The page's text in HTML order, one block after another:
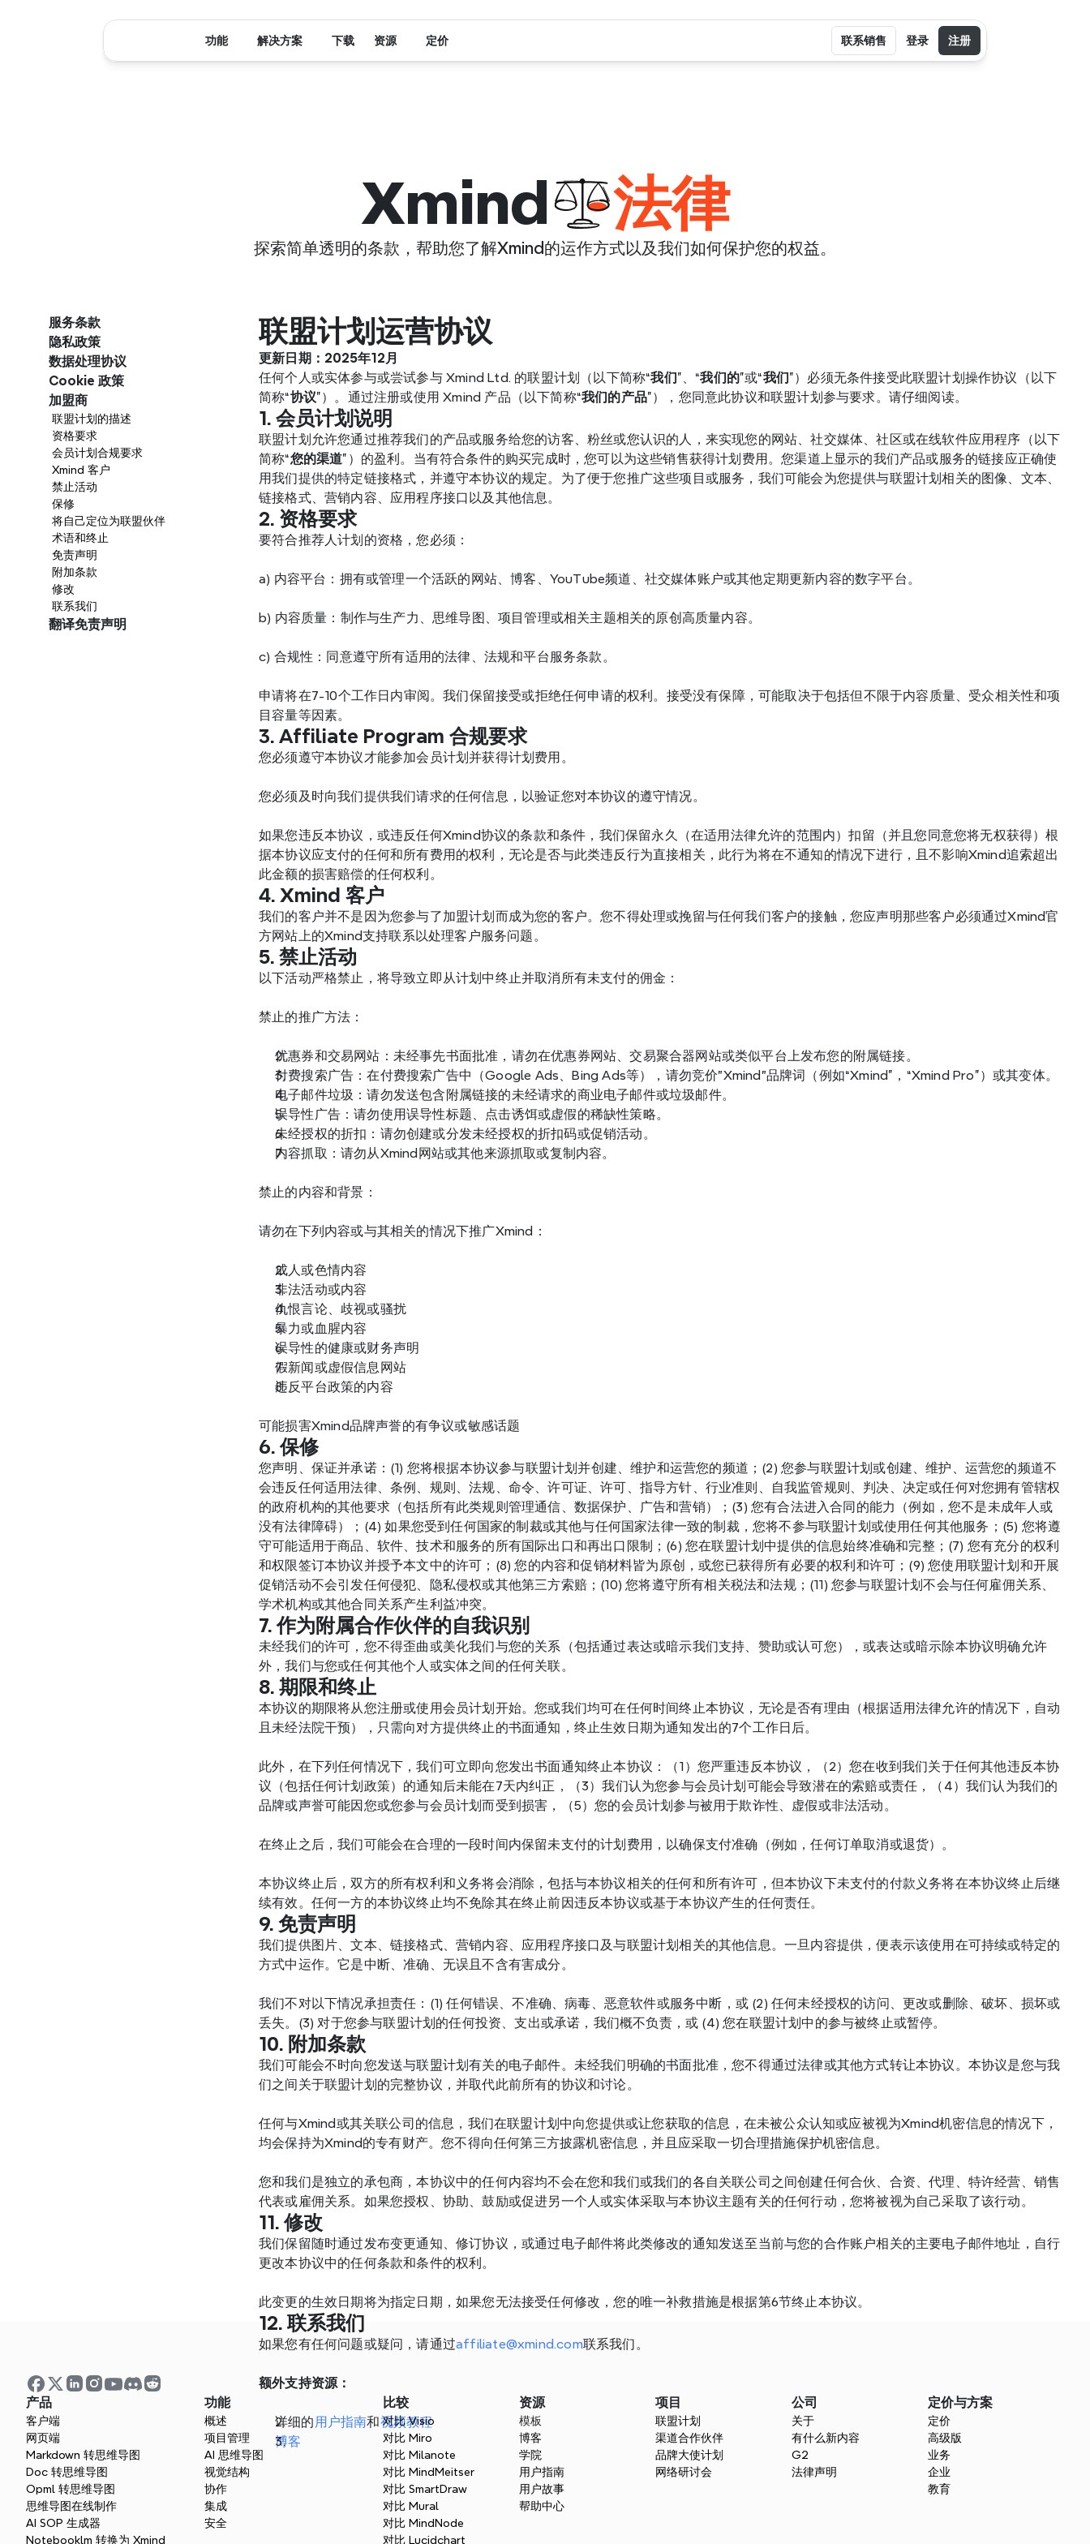
Xmind 法律
探索简单透明的条款，帮助您了解Xmind的运作方式以及我们如何保护您的权益。
服务条款
隐私政策
数据处理协议
Cookie 政策
联盟计划的描述
资格要求
会员计划合规要求
Xmind 客户
禁止活动
保修
将自己定位为联盟伙伴
术语和终止
免责声明
附加条款
修改
联系我们
加盟商
翻译免责声明
联盟计划运营协议
更新日期：2025年12月
任何个人或实体参与或尝试参与 Xmind Ltd. 的联盟计划（以下简称“我们”、“我们的”或“我们”）必须无条件接受此联盟计划操作协议（以下
简称“协议”）。通过注册或使用 Xmind 产品（以下简称“我们的产品”），您同意此协议和联盟计划参与要求。请仔细阅读。
1. 会员计划说明
联盟计划允许您通过推荐我们的产品或服务给您的访客、粉丝或您认识的人，来实现您的网站、社交媒体、社区或在线软件应用程序（以下
简称“您的渠道”）的盈利。当有符合条件的购买完成时，您可以为这些销售获得计划费用。您渠道上显示的我们产品或服务的链接应正确使
用我们提供的特定链接格式，并遵守本协议的规定。为了便于您推广这些项目或服务，我们可能会为您提供与联盟计划相关的图像、文本、
链接格式、营销内容、应用程序接口以及其他信息。
2. 资格要求
要符合推荐人计划的资格，您必须：
a) 内容平台：拥有或管理一个活跃的网站、博客、YouTube频道、社交媒体账户或其他定期更新内容的数字平台。
b) 内容质量：制作与生产力、思维导图、项目管理或相关主题相关的原创高质量内容。
c) 合规性：同意遵守所有适用的法律、法规和平台服务条款。
申请将在7-10个工作日内审阅。我们保留接受或拒绝任何申请的权利。接受没有保障，可能取决于包括但不限于内容质量、受众相关性和项
目容量等因素。
3. Affiliate Program 合规要求
您必须遵守本协议才能参加会员计划并获得计划费用。
您必须及时向我们提供我们请求的任何信息，以验证您对本协议的遵守情况。
如果您违反本协议，或违反任何Xmind协议的条款和条件，我们保留永久（在适用法律允许的范围内）扣留（并且您同意您将无权获得）根
据本协议应支付的任何和所有费用的权利，无论是否与此类违反行为直接相关，此行为将在不通知的情况下进行，且不影响Xmind追索超出
此金额的损害赔偿的任何权利。
4. Xmind 客户
我们的客户并不是因为您参与了加盟计划而成为您的客户。您不得处理或挽留与任何我们客户的接触，您应声明那些客户必须通过Xmind官
方网站上的Xmind支持联系以处理客户服务问题。
5. 禁止活动
以下活动严格禁止，将导致立即从计划中终止并取消所有未支付的佣金：
禁止的推广方法：
优惠券和交易网站：未经事先书面批准，请勿在优惠券网站、交易聚合器网站或类似平台上发布您的附属链接。
付费搜索广告：在付费搜索广告中（Google Ads、Bing Ads等），请勿竞价"Xmind"品牌词（例如“Xmind”，“Xmind Pro”）或其变体。
电子邮件垃圾：请勿发送包含附属链接的未经请求的商业电子邮件或垃圾邮件。
误导性广告：请勿使用误导性标题、点击诱饵或虚假的稀缺性策略。
未经授权的折扣：请勿创建或分发未经授权的折扣码或促销活动。
内容抓取：请勿从Xmind网站或其他来源抓取或复制内容。
禁止的内容和背景：
请勿在下列内容或与其相关的情况下推广Xmind：
成人或色情内容
非法活动或内容
仇恨言论、歧视或骚扰
暴力或血腥内容
误导性的健康或财务声明
假新闻或虚假信息网站
违反平台政策的内容
可能损害Xmind品牌声誉的有争议或敏感话题
6. 保修
您声明、保证并承诺：(1) 您将根据本协议参与联盟计划并创建、维护和运营您的频道；(2) 您参与联盟计划或创建、维护、运营您的频道不
会违反任何适用法律、条例、规则、法规、命令、许可证、许可、指导方针、行业准则、自我监管规则、判决、决定或任何对您拥有管辖权
的政府机构的其他要求（包括所有此类规则管理通信、数据保护、广告和营销）；(3) 您有合法进入合同的能力（例如，您不是未成年人或
没有法律障碍）；(4) 如果您受到任何国家的制裁或其他与任何国家法律一致的制裁，您将不参与联盟计划或使用任何其他服务；(5) 您将遵
守可能适用于商品、软件、技术和服务的所有国际出口和再出口限制；(6) 您在联盟计划中提供的信息始终准确和完整；(7) 您有充分的权利
和权限签订本协议并授予本文中的许可；(8) 您的内容和促销材料皆为原创，或您已获得所有必要的权利和许可；(9) 您使用联盟计划和开展
促销活动不会引发任何侵犯、隐私侵权或其他第三方索赔；(10) 您将遵守所有相关税法和法规；(11) 您参与联盟计划不会与任何雇佣关系、
学术机构或其他合同关系产生利益冲突。
7. 作为附属合作伙伴的自我识别
未经我们的许可，您不得歪曲或美化我们与您的关系（包括通过表达或暗示我们支持、赞助或认可您），或表达或暗示除本协议明确允许
外，我们与您或任何其他个人或实体之间的任何关联。
8. 期限和终止
本协议的期限将从您注册或使用会员计划开始。您或我们均可在任何时间终止本协议，无论是否有理由（根据适用法律允许的情况下，自动
且未经法院干预），只需向对方提供终止的书面通知，终止生效日期为通知发出的7个工作日后。
此外，在下列任何情况下，我们可立即向您发出书面通知终止本协议：（1）您严重违反本协议，（2）您在收到我们关于任何其他违反本协
议（包括任何计划政策）的通知后未能在7天内纠正，（3）我们认为您参与会员计划可能会导致潜在的索赔或责任，（4）我们认为我们的
品牌或声誉可能因您或您参与会员计划而受到损害，（5）您的会员计划参与被用于欺诈性、虚假或非法活动。
在终止之后，我们可能会在合理的一段时间内保留未支付的计划费用，以确保支付准确（例如，任何订单取消或退货）。
本协议终止后，双方的所有权利和义务将会消除，包括与本协议相关的任何和所有许可，但本协议下未支付的付款义务将在本协议终止后继
续有效。任何一方的本协议终止均不免除其在终止前因违反本协议或基于本协议产生的任何责任。
9. 免责声明
我们提供图片、文本、链接格式、营销内容、应用程序接口及与联盟计划相关的其他信息。一旦内容提供，便表示该使用在可持续或特定的
方式中运作。它是中断、准确、无误且不含有害成分。
我们不对以下情况承担责任：(1) 任何错误、不准确、病毒、恶意软件或服务中断，或 (2) 任何未经授权的访问、更改或删除、破坏、损坏或
丢失。(3) 对于您参与联盟计划的任何投资、支出或承诺，我们概不负责，或 (4) 您在联盟计划中的参与被终止或暂停。
10. 附加条款
我们可能会不时向您发送与联盟计划有关的电子邮件。未经我们明确的书面批准，您不得通过法律或其他方式转让本协议。本协议是您与我
们之间关于联盟计划的完整协议，并取代此前所有的协议和讨论。
任何与Xmind或其关联公司的信息，我们在联盟计划中向您提供或让您获取的信息，在未被公众认知或应被视为Xmind机密信息的情况下，
均会保持为Xmind的专有财产。您不得向任何第三方披露机密信息，并且应采取一切合理措施保护机密信息。
您和我们是独立的承包商，本协议中的任何内容均不会在您和我们或我们的各自关联公司之间创建任何合伙、合资、代理、特许经营、销售
代表或雇佣关系。如果您授权、协助、鼓励或促进另一个人或实体采取与本协议主题有关的任何行动，您将被视为自己采取了该行动。
11. 修改
我们保留随时通过发布变更通知、修订协议，或通过电子邮件将此类修改的通知发送至当前与您的合作账户相关的主要电子邮件地址，自行
更改本协议中的任何条款和条件的权利。
此变更的生效日期将为指定日期，如果您无法接受任何修改，您的唯一补救措施是根据第6节终止本协议。
12. 联系我们
如果您有任何问题或疑问，请通过affiliate@xmind.com联系我们。
额外支持资源：
详细的 用户指南和视频教程
博客
产品
客户端
网页端
Markdown 转思维导图
Doc 转思维导图
Opml 转思维导图
思维导图在线制作
AI SOP 生成器
Notebooklm 转换为 Xmind
功能
概述
项目管理
AI 思维导图
视觉结构
协作
集成
安全
比较
对比 Visio
对比 Miro
对比 Milanote
对比 MindMeitser
对比 SmartDraw
对比 Mural
对比 MindNode
对比 Lucidchart
资源
模板
博客
学院
用户指南
用户故事
帮助中心
项目
联盟计划
渠道合作伙伴
品牌大使计划
网络研讨会
公司
关于
有什么新内容
G2
法律声明
定价与方案
定价
高级版
业务
企业
教育
功能 解决方案 下载 资源 定价 联系销售 登录 注册